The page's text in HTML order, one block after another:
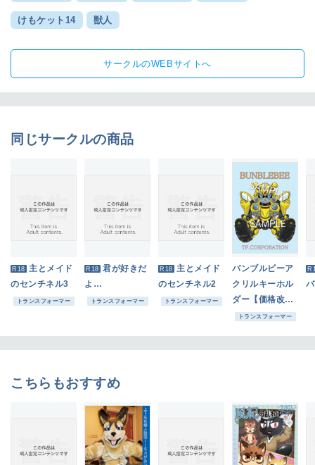
けもケット14 獣人
サークルのWEBサイトへ
同じサークルの商品
R18 主とメイド
のセンチネル3
トランスフォーマー
R18 君が好きだ
よ…
トランスフォーマー
R18 主とメイド
のセンチネル2
トランスフォーマー
バンブルビーア
クリルキーホル
ダー【価格改定
版】トランスフォーマー
こちらもおすすめ